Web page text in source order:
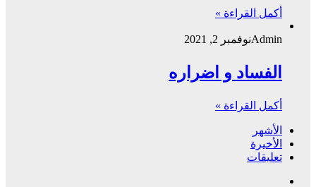
أكمل القراءة »
Adminنوفمبر 2, 2021
الفساد و اضراره
أكمل القراءة »
الأشهر
الأخيرة
تعليقات